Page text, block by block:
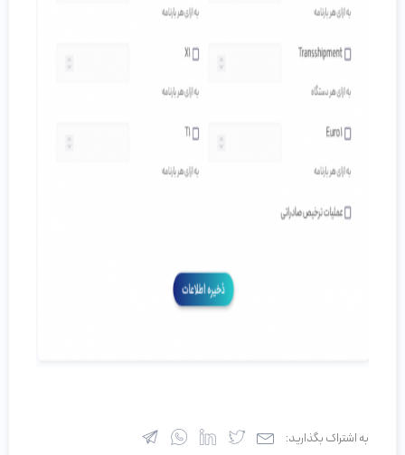
به اشتراک بگذارید: